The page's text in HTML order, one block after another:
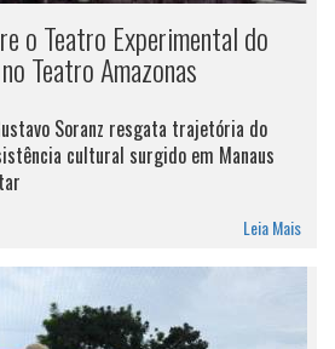
o Teatro Experimental do
Teatro Amazonas
Soranz resgata trajetória do
cultural surgido em Manaus
Leia Mais